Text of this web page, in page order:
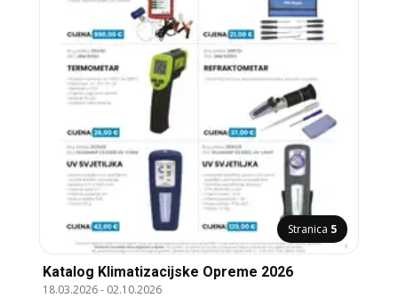
Stranica 5
Katalog Klimatizacijske Opreme 2026
18.03.2026- 02.10.2026